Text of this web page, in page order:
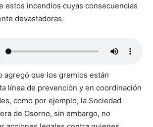
estos incendios cuyas consecuencias
devastadoras.
agregó que los gremios están
línea de prevención y en coordinación
como por ejemplo, la Sociedad
de Osorno, sin embargo, no